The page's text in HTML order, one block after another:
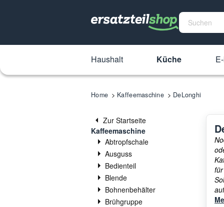
Haushalt Küche
Home Kaffeemaschine DeLonghi
Zur Startseite
Kaffeemaschine
Abtropfschale
Ausguss
Bedienteil
Blende
Bohnenbehälter
Brühgruppe